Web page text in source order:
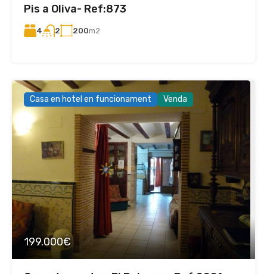
Pis a Oliva- Ref:873
4 2 200m2
Casa en hotel en funcionament Venda
199.000€